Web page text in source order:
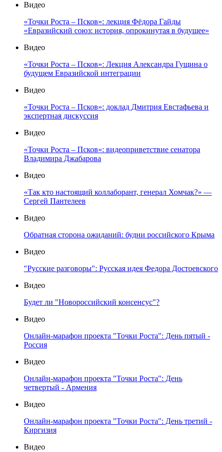
Видео
«Точки Роста – Псков»: лекция Фёдора Гайды
«Евразийский союз: история, опрокинутая в будущее»
Видео
«Точки Роста – Псков»: Лекция Александра Гущина о
будущем Евразийской интеграции
Видео
«Точки Роста – Псков»: доклад Дмитрия Евстафьева и
экспертная дискуссия
Видео
«Точки Роста – Псков»: видеоприветствие сенатора
Владимира Джабарова
Видео
«Так кто настоящий коллаборант, генерал Хомчак?» —
Сергей Пантелеев
Видео
Обратная сторона ожиданий: будни российского Крыма
Видео
"Русские разговоры": Русская идея Федора Достоевского
Видео
Будет ли "Новороссийский консенсус"?
Видео
Онлайн-марафон проекта "Точки Роста": День пятый -
Россия
Видео
Онлайн-марафон проекта "Точки Роста": День
четвертый - Армения
Видео
Онлайн-марафон проекта "Точки Роста": День третий -
Киргизия
Видео